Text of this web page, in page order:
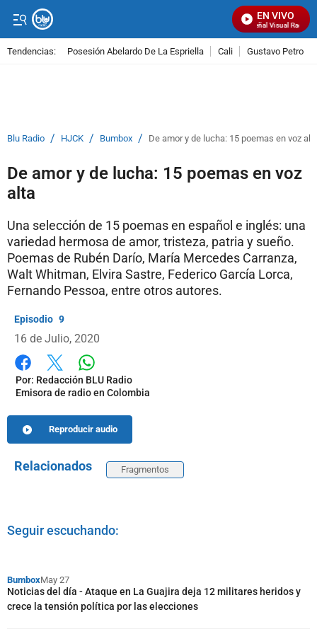
EN VIVO
Señal Visual Radio
Tendencias: Posesión Abelardo De La Espriella Cali Gustavo Petro
Blu Radio / HJCK / Bumbox / De amor y de lucha: 15 poemas en voz
De amor y de lucha: 15 poemas en voz
alta
Una selección de 15 poemas en español e inglés: una
variedad hermosa de amor, tristeza, patria y sueño.
Poemas de Rubén Darío, María Mercedes Carranza,
Walt Whitman, Elvira Sastre, Federico García Lorca,
Fernando Pessoa, entre otros autores.
9
16 de Julio, 2020
Facebook
X Whatsapp
Por: Redacción BLU Radio
Emisora de radio en Colombia
Reproducir audio
Relacionados Fragmentos
Seguir escuchando:
BumboxMay 27
Noticias del día - Ataque en La Guajira deja 12 militares heridos y
crece la tensión política por las elecciones